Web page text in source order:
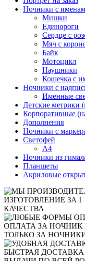
Ночники с
Мишки
Единороги
Сердце с
Мяч с
Байк
Мотоцикл
Наушники
Кошечка с
Ночники с
Именные
Детские метрики
Корпоративные
Дополнения
Ночники с
Светофей
А4
Ночники из
Планшеты
Акриловые
ИЗГОТОВЛЕНИЕ ЗА
КАЧЕСТВА
ОПЛАТА ЗА НОЧНИК
ТОЛЬКО ЗА
БЫСТРАЯ